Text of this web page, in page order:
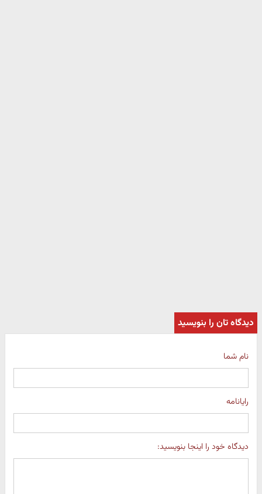
دیدگاه تان را بنویسید
نام شما
رایانامه
دیدگاه خود را اینجا بنویسید: